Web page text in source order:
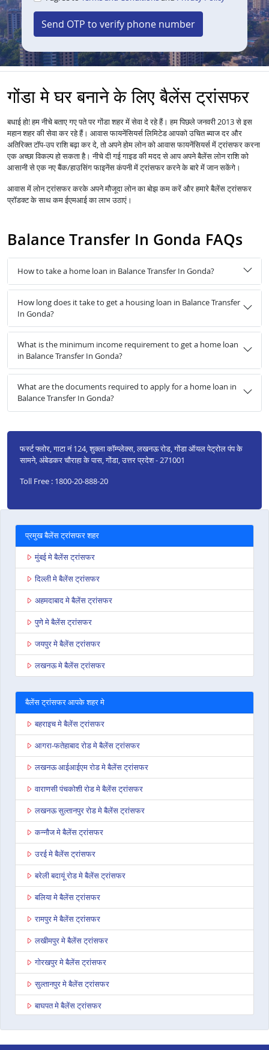
Send OTP to verify phone number
गोंडा मे घर बनाने के लिए बैलेंस ट्रांसफर
बधाई हो! हम नीचे बताए गए पते पर गोंडा शहर में सेवा दे रहे हैं। हम पिछले जनवरी 2013 से इस
महान शहर की सेवा कर रहे हैं। आवास फायनेंसियर्स लिमिटेड आपको उचित ब्याज दर और
अतिरिक्त टॉप-उप राशि बढ़ा कर दे, तो अपने होम लोन को आवास फायनेंसियर्स में ट्रांसफर करना
एक अच्छा विकल्प हो सकता है। नीचे दी गई गाइड की मदद से आप अपने बैलेंस लोन राशि को
आसानी से एक नए बैंक/हाउसिंग फाइनेंस कंपनी में ट्रांसफर करने के बारे में जान सकेंगे।
आवास मेंलोनट्रांसफर करके अपने मौजूदा लोन का बोझ कम करें और हमारे बैलेंस ट्रांसफर
प्रॉडक्ट के साथ कम ईएमआई का लाभ उठाएं।
Balance Transfer In Gonda FAQs
How to take a home loan in Balance Transfer In Gonda?
How long does it take to get a housing loan in Balance Transfer
In Gonda?
What is the minimum income requirement to get a home loan
in Balance Transfer In Gonda?
What are the documents required to apply for a home loan in
Balance Transfer In Gonda?
फर्स्ट फ्लोर, गाटा नं 124, शुक्ला कॉम्प्लेक्स, लखनऊ रोड, गोंडा ऑयल पेट्रोल पंप के
सामने, अंबेडकर चौराहा के पास, गोंडा, उत्तर प्रदेश - 271001
Toll Free : 1800-20-888-20
प्रमुख बैलेंस ट्रांसफर शहर
मुंबई मे बैलेंस ट्रांसफर
दिल्ली मे बैलेंस ट्रांसफर
अहमदाबाद मे बैलेंस ट्रांसफर
पुणे मे बैलेंस ट्रांसफर
जयपुर मे बैलेंस ट्रांसफर
लखनऊ मे बैलेंस ट्रांसफर
बैलेंस ट्रांसफर आपके शहर मे
बहराइच मे बैलेंस ट्रांसफर
आगरा-फतेहाबाद रोड मे बैलेंस ट्रांसफर
लखनऊ आईआईएम रोड मे बैलेंस ट्रांसफर
वाराणसी पंचकोशी रोड मे बैलेंस ट्रांसफर
लखनऊ सुल्तानपुर रोड मे बैलेंस ट्रांसफर
कन्नौज मे बैलेंस ट्रांसफर
उरई मे बैलेंस ट्रांसफर
बरेली बदायूं रोड मे बैलेंस ट्रांसफर
बलिया मे बैलेंस ट्रांसफर
रामपुर मे बैलेंस ट्रांसफर
लखीमपुर मे बैलेंस ट्रांसफर
गोरखपुर मे बैलेंस ट्रांसफर
सुल्तानपुर मे बैलेंस ट्रांसफर
बाघपत मे बैलेंस ट्रांसफर